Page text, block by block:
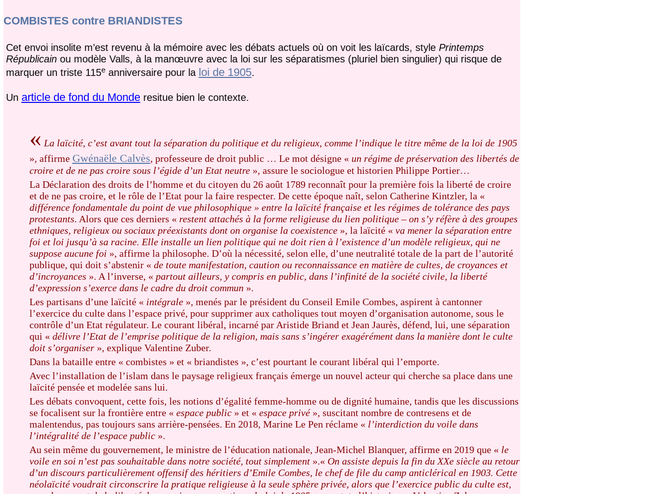
COMBISTES contre BRIANDISTES
Cet envoi insolite m’est revenu à la mémoire avec les débats actuels où on voit les laïcards, style Printemps
Républicainou modèle Valls, à la manœuvre avec la loi sur les séparatismes (pluriel bien singulier) qui risque de
marquer un triste 115eanniversaire pour la loi de 1905.
Un article de fond du Monderesitue bien le contexte.
« La laïcité, c’est avant tout la séparation du politique et du religieux, comme l’indique le titre même de la loi de 1905
», affirme Gwénaële Calvès, professeure de droit public … Le mot désigne « un régime de préservation des libertés de
croire et de ne pas croire sous l’égide d’un Etat neutre », assure le sociologue et historien Philippe Portier…
La Déclaration des droits de l’homme et du citoyen du 26 août 1789 reconnaît pour la première fois la liberté de croire
et de ne pas croire, et le rôle de l’Etat pour la faire respecter. De cette époque naît, selon Catherine Kintzler, la «
différence fondamentale du point de vue philosophique » entre la laïcité française et les régimes de tolérance des pays
protestants. Alors que ces derniers « restent attachés à la forme religieuse du lien politique – on s’y réfère à des groupes
ethniques, religieux ou sociaux préexistants dont on organise la coexistence », la laïcité « va mener la séparation entre
foi et loi jusqu’à sa racine. Elle installe un lien politique qui ne doit rien à l’existence d’un modèle religieux, qui ne
suppose aucune foi », affirme la philosophe. D’où la nécessité, selon elle, d’une neutralité totale de la part de l’autorité
publique, qui doit s’abstenir « de toute manifestation, caution ou reconnaissance en matière de cultes, de croyances et
d’incroyances ». A l’inverse, « partout ailleurs, y compris en public, dans l’infinité de la société civile, la liberté
d’expression s’exerce dans le cadre du droit commun ».
Les partisans d’une laïcité « intégrale », menés par le président du Conseil Emile Combes, aspirent à cantonner
l’exercice du culte dans l’espace privé, pour supprimer aux catholiques tout moyen d’organisation autonome, sous le
contrôle d’un Etat régulateur. Le courant libéral, incarné par Aristide Briand et Jean Jaurès, défend, lui, une séparation
qui « délivre l’Etat de l’emprise politique de la religion, mais sans s’ingérer exagérément dans la manière dont le culte
doit s’organiser», explique Valentine Zuber.
Dans la bataille entre « combistes » et « briandistes », c’est pourtant le courant libéral qui l’emporte.
Avec l’installation de l’islam dans le paysage religieux français émerge un nouvel acteur qui cherche sa place dans une
laïcité pensée et modelée sans lui.
Les débats convoquent, cette fois, les notions d’égalité femme-homme ou de dignité humaine, tandis que les discussions
se focalisent sur la frontière entre « espace public» et « espace privé», suscitant nombre de contresens et de
malentendus, pas toujours sans arrière-pensées. En 2018, Marine Le Pen réclame « l’interdiction du voile dans
l’intégralité de l’espace public».
Au sein même du gouvernement, le ministre de l’éducation nationale, Jean-Michel Blanquer, affirme en 2019 que « le
voile en soi n’est pas souhaitable dans notre société, tout simplement ».« On assiste depuis la fin du XXe siècle au retour
d’un discours particulièrement offensif des héritiers d’Emile Combes, le chef de file du camp anticlérical en 1903. Cette
néolaïcité voudrait circonscrire la pratique religieuse à la seule sphère privée, alors que l’exercice public du culte est,